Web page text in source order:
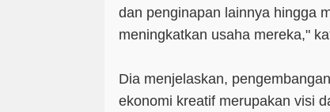
dan penginapan lainnya hingga
meningkatkan usaha mereka,"
Dia menjelaskan,
ekonomi kreatif merupakan visi